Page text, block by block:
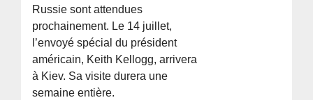
Russie sont attendues
prochainement. Le 14 juillet,
l’envoyé spécial du président
américain, Keith Kellogg, arrivera
à Kiev. Sa visite durera une
semaine entière.